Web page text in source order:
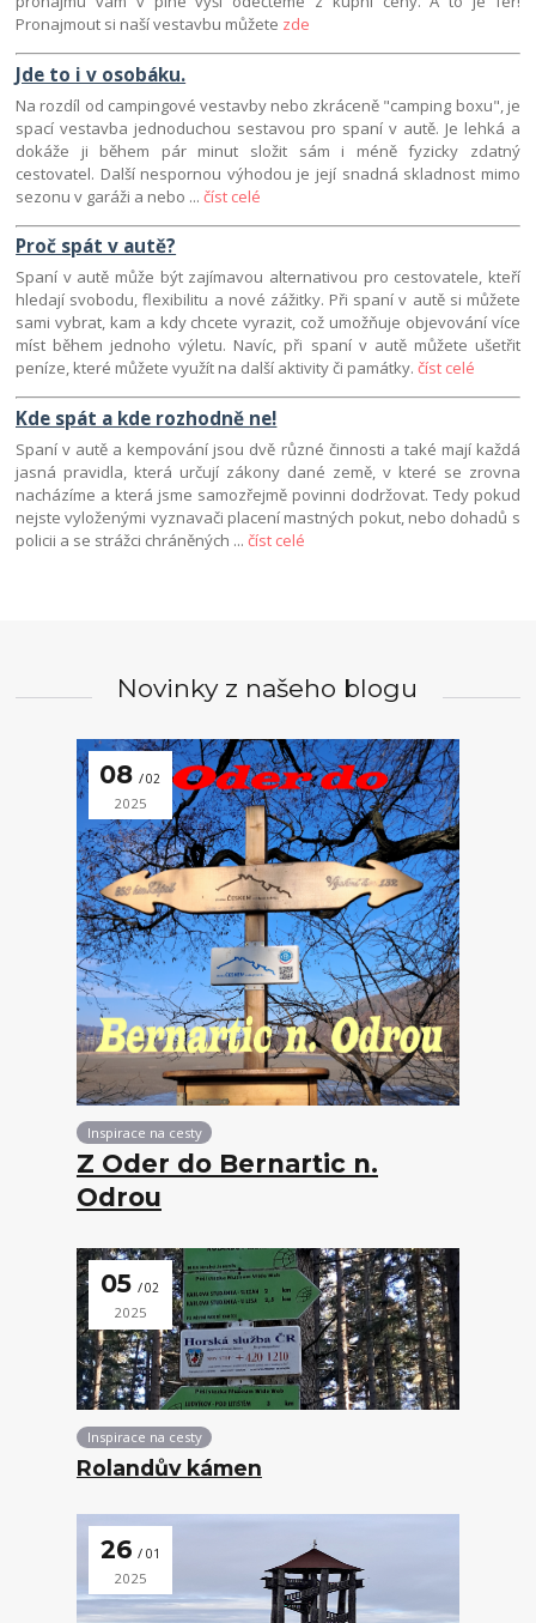
Pronajmout si naší vestavbu můžete zde
Jde to i v osobáku.
Na rozdíl od campingové vestavby nebo zkráceně "camping boxu", je
spací vestavba jednoduchou sestavou pro spaní v autě. Je lehká a
dokáže ji během pár minut složit sám i méně fyzicky zdatný
cestovatel. Další nespornou výhodou je její snadná skladnost mimo
sezonu v garáži a nebo ...číst celé
Proč spát v autě?
Spaní v autě může být zajímavou alternativou pro cestovatele, kteří
hledají svobodu, flexibilitu a nové zážitky. Při spaní v autě si můžete
sami vybrat, kam a kdy chcete vyrazit, což umožňuje objevování více
míst během jednoho výletu. Navíc, při spaní v autě můžete ušetřit
peníze, které můžete využít na další aktivity či památky.číst celé
Kde spát a kde rozhodně ne!
Spaní v autě a kempování jsou dvě různé činnosti a také mají každá
jasná pravidla, která určují zákony dané země, v které se zrovna
nacházíme a která jsme samozřejmě povinni dodržovat. Tedy pokud
nejste vyloženými vyznavači placení mastných pokut, nebo dohadů s
policii a se strážci chráněných ...číst celé
Novinky z našeho blogu
08 02
2025
Inspirace na cesty
Z Oder do Bernartic n.
Odrou
05 02
2025
Inspirace na cesty
Rolandův kámen
26 01
2025